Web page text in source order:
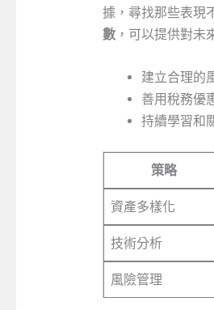
據，尋找那些表現
數，可以提供對未
建立合理的
善用稅務優
持續學習和
策略
資產多樣化
技術分析
風險管理